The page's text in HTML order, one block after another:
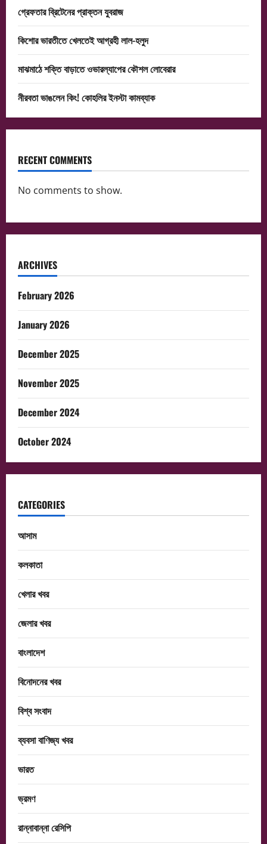
গ্রেফতার ব্রিটেনের প্রাক্তন যুবরাজ
কিশোর ভারতীতে খেলতেই আগ্রহী লাল-হলুদ
মাঝমাঠে শক্তি বাড়াতে ওভারল্যাপের কৌশল লোবেরার
নীরবতা ভাঙলেন কিং! কোহলির ইনস্টা কামব্যাক
RECENT COMMENTS
No comments to show.
ARCHIVES
February 2026
January 2026
December 2025
November 2025
December 2024
October 2024
CATEGORIES
আসাম
কলকাতা
খেলার খবর
জেলার খবর
বাংলাদেশ
বিনোদনের খবর
বিশ্ব সংবাদ
ব্যবসা বাণিজ্য খবর
ভারত
ভ্রমণ
রান্নাবান্না রেসিপি